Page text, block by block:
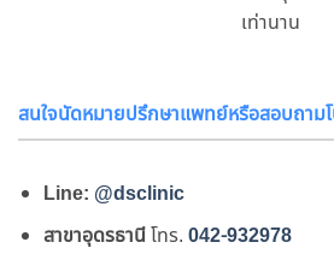
เท่านาน
สนใจนัดหมายปรึกษาแพทย์หรือสอบถาม
Line: @dsclinic
สาขาอุดรธานีโทร. 042-932978